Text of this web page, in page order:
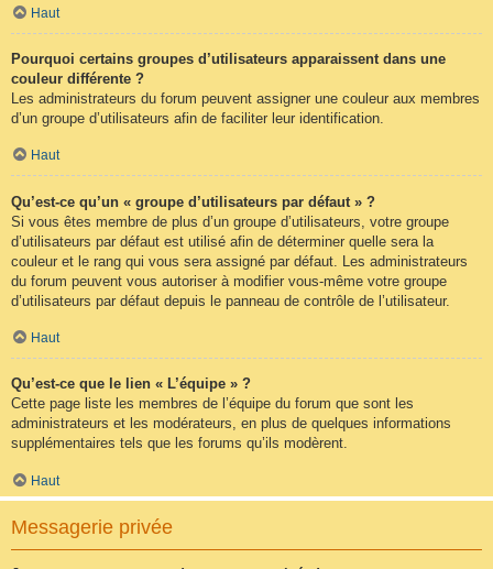
Haut
Pourquoi certains groupes d’utilisateurs apparaissent dans une
couleur différente ?
Les administrateurs du forum peuvent assigner une couleur aux membres
d’un groupe d’utilisateurs afin de faciliter leur identification.
Haut
Qu’est-ce qu’un « groupe d’utilisateurs par défaut » ?
Si vous êtes membre de plus d’un groupe d’utilisateurs, votre groupe
d’utilisateurs par défaut est utilisé afin de déterminer quelle sera la
couleur et le rang qui vous sera assigné par défaut. Les administrateurs
du forum peuvent vous autoriser à modifier vous-même votre groupe
d’utilisateurs par défaut depuis le panneau de contrôle de l’utilisateur.
Haut
Qu’est-ce que le lien « L’équipe » ?
Cette page liste les membres de l’équipe du forum que sont les
administrateurs et les modérateurs, en plus de quelques informations
supplémentaires tels que les forums qu’ils modèrent.
Haut
Messagerie privée